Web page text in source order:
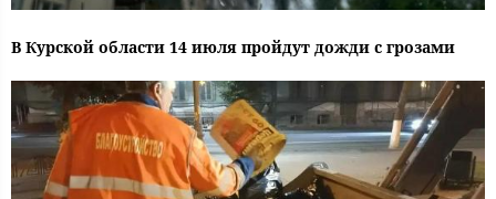
В Курской области 14 июля пройдут дожди с грозами